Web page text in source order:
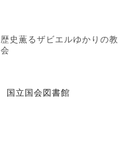
歴史薫るザビエルゆかりの教
会
国立国会図書館